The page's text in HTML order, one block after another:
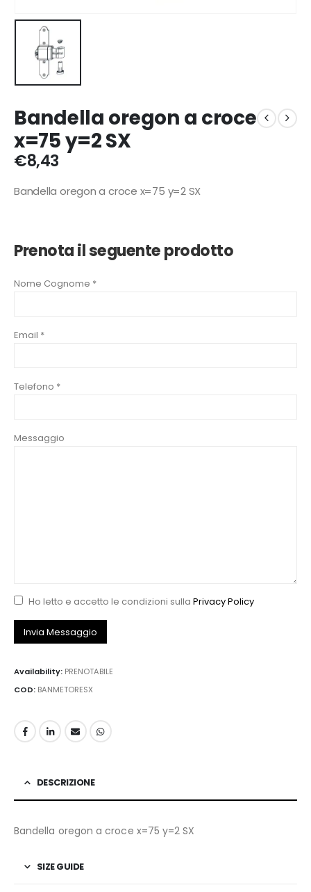
Bandella oregon a croce
x=75 y=2 SX
€8,43
Bandella oregon a croce x=75 y=2 SX
Prenota il seguente prodotto
Nome Cognome *
Email *
Telefono *
Messaggio
Ho letto e accetto le condizioni sulla Privacy Policy
Availability: PRENOTABILE
COD: BANMETORESX
DESCRIZIONE
Bandella oregon a croce x=75 y=2 SX
SIZE GUIDE